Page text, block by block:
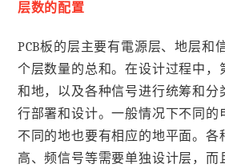
层数的配置
PCB板的层主要有電源层、地层和
个层数量的总和。在设计过程中，
和地，以及各种信号进行统筹和分
行部署和设计。一般情况下不同的
不同的地也要有相应的地平面。各
高、频信号等需要单独设计层，而